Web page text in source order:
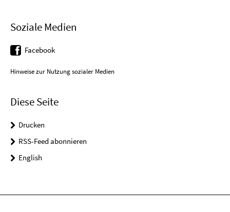
Soziale Medien
Facebook
Hinweise zur Nutzung sozialer Medien
Diese Seite
Drucken
RSS-Feed abonnieren
English